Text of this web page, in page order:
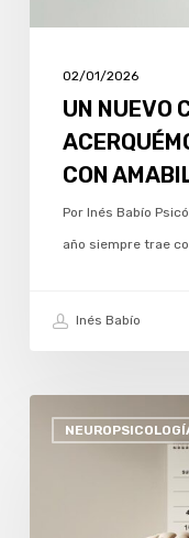
CURIOSIDAD
02/01/2026
UN NUEVO
CON
Por Inés Babío
año siempre trae
Inés Babío
AFECTA